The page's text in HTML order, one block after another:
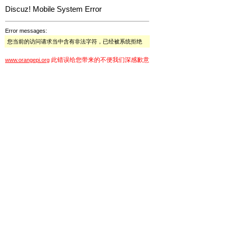
Discuz! Mobile System Error
Error messages:
您当前的访问请求当中含有非法字符，已经被系统拒绝
www.orangepi.org 此错误给您带来的不便我们深感歉意